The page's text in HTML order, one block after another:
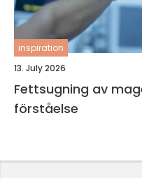
inspiration
13. July 2026
Fettsugning av
förståelse